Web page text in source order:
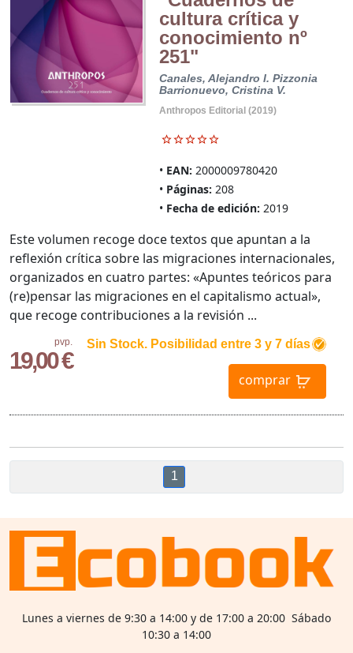
cultura crítica y
conocimiento nº
251"
Canales, Alejandro I. Pizzonia
Barrionuevo, Cristina V.
Anthropos Editorial (2019)
EAN: 2000009780420
Páginas: 208
Fecha de edición: 2019
pvp.
19,00 €
Sin Stock. Posibilidad entre 3 y 7 días
comprar
Este volumen recoge doce textos que apuntan a la
reflexión crítica sobre las migraciones internacionales,
organizados en cuatro partes: «Apuntes teóricos para
(re)pensar las migraciones en el capitalismo actual»,
que recoge contribuciones a la revisión ...
1
Lunes a viernes de 9:30 a 14:00 y de 17:00 a 20:00 Sábado
10:30 a 14:00